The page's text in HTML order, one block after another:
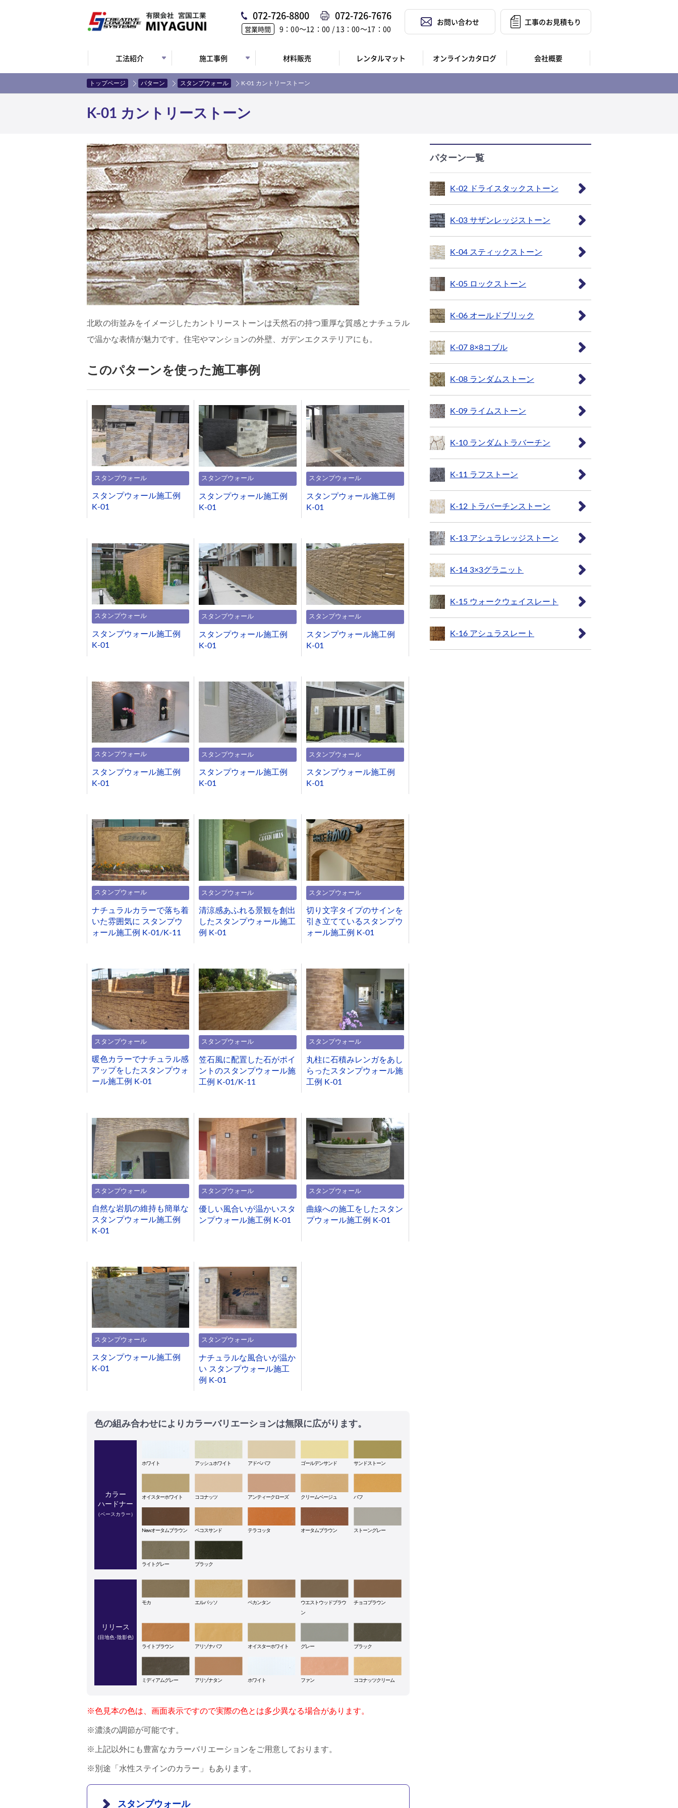
072-726-8800 072-726-7676
営業時間 9：00〜12：00 / 13：00〜17：00
お問い合わせ 工事のお見積もり
工法紹介 施工事例 材料販売 レンタルマット オンラインカタログ 会社概要
トップページ パターン スタンプウォール K-01 カントリーストーン
K-01 カントリーストーン
北欧の街並みをイメージしたカントリーストーンは天然石の持つ重厚な質感とナチュラル
で温かな表情が魅力です。住宅やマンションの外壁、ガデンエクステリアにも。
このパターンを使った施工事例
スタンプウォール
スタンプウォール施工例
K-01
スタンプウォール
スタンプウォール施工例
K-01
スタンプウォール
スタンプウォール施工例
K-01
スタンプウォール
スタンプウォール施工例
K-01
スタンプウォール
スタンプウォール施工例
K-01
スタンプウォール
スタンプウォール施工例
K-01
スタンプウォール
スタンプウォール施工例
K-01
スタンプウォール
スタンプウォール施工例
K-01
スタンプウォール
スタンプウォール施工例
K-01
スタンプウォール
ナチュラルカラーで落ち着
いた雰囲気に スタンプウ
ォール施工例 K-01/K-11
スタンプウォール
清涼感あふれる景観を創出
したスタンプウォール施工
例 K-01
スタンプウォール
切り文字タイプのサインを
引き立てているスタンプウ
ォール施工例 K-01
スタンプウォール
暖色カラーでナチュラル感
アップをしたスタンプウォ
ール施工例 K-01
スタンプウォール
笠石風に配置した石がポイ
ントのスタンプウォール施
工例 K-01/K-11
スタンプウォール
丸柱に石積みレンガをあし
らったスタンプウォール施
工例 K-01
スタンプウォール
自然な岩肌の維持も簡単な
スタンプウォール施工例
K-01
スタンプウォール
優しい風合いが温かいスタ
ンプウォール施工例 K-01
スタンプウォール
曲線への施工をしたスタン
プウォール施工例 K-01
スタンプウォール
スタンプウォール施工例
K-01
スタンプウォール
ナチュラルな風合いが温か
い スタンプウォール施工
例 K-01
色の組み合わせによりカラーバリエーションは無限に広がります。
カラー
ハードナー
（ベースカラー）
ホワイト アッシュホワイト アドベバフ ゴールデンサンド サンドストーン
オイスターホワイト ココナッツ アンティークローズ クリームベージュ バフ
Newオータムブラウン ペコスサンド テラコッタ オータムブラウン ストーングレー
ライトグレー ブラック
リリース
(目地色･陰影色)
モカ エルパッソ ペカンタン
ウエストウッドブラウ
ン
チョコブラウン
ライトブラウン アリゾナバフ オイスターホワイト グレー ブラック
ミディアムグレー アリゾナタン ホワイト ファン ココナッツクリーム
※色見本の色は、画面表示ですので実際の色とは多少異なる場合があります。
※濃淡の調節が可能です。
※上記以外にも豊富なカラーバリエーションをご用意しております。
※別途「水性ステインのカラー」もあります。
スタンプウォール
パターン一覧
K-02 ドライスタックストーン
K-03 サザンレッジストーン
K-04 スティックストーン
K-05 ロックストーン
K-06 オールドブリック
K-07 8×8コブル
K-08 ランダムストーン
K-09 ライムストーン
K-10 ランダムトラバーチン
K-11 ラフストーン
K-12 トラバーチンストーン
K-13 アシュラレッジストーン
K-14 3×3グラニット
K-15 ウォークウェイスレート
K-16 アシュラスレート